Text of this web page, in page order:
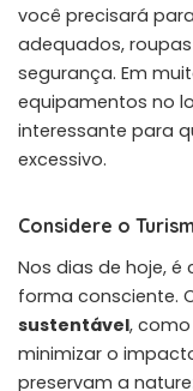
você precisará
adequados,
segurança. Em
equipamentos no
interessante para
excessivo.
Considere o
Nos dias de hoje,
forma consciente.
sustentável,
minimizar o
preservam a